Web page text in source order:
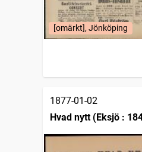
[omärkt], Jönköping
1877-01-02
Hvad nytt (Eksjö :